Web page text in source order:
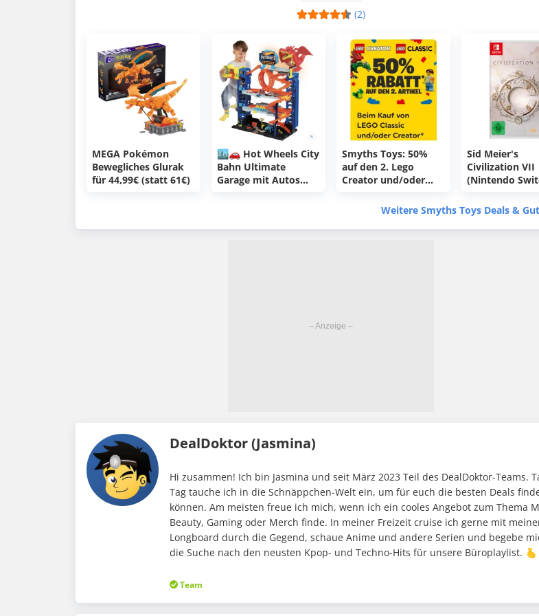
(2)
MEGA Pokémon
Bewegliches Glurak
für 44,99€ (statt 61€)
🏙️🚗 Hot Wheels City
Bahn Ultimate
Garage mit Autos
Smyths Toys: 50%
auf den 2. Lego
Creator und/oder
Sid Meier's
Civilization VII
(Nintendo
Weitere Smyths Toys Deals &
DealDoktor (Jasmina)
Hi zusammen! Ich bin Jasmina und seit März 2023 Teil des DealDoktor-Teams.
Tag tauche ich in die Schnäppchen-Welt ein, um für euch die besten Deals
können. Am meisten freue ich mich, wenn ich ein cooles Angebot zum Thema
Beauty, Gaming oder Merch finde. In meiner Freizeit cruise ich gerne mit
Longboard durch die Gegend, schaue Anime und andere Serien und begebe
die Suche nach den neusten Kpop- und Techno-Hits für unsere Büroplaylist. 🫰
Team